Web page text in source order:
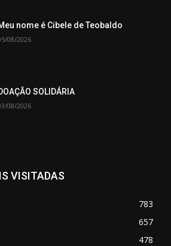
nome é Cibele de Teobaldo
08/2026
SOLIDÁRIA
08/2026
VISITADAS
783
657
478